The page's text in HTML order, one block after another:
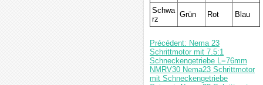
Schwa
rz
Grün Rot Blau
Précédent: Nema 23
Schrittmotor mit 7.5:1
Schneckengetriebe L=76mm
NMRV30 Nema23 Schrittmotor
mit Schneckengetriebe